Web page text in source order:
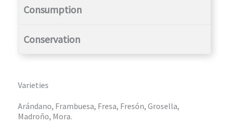
Consumption
Conservation
Varieties
Arándano, Frambuesa, Fresa, Fresón, Grosella,
Madroño, Mora.